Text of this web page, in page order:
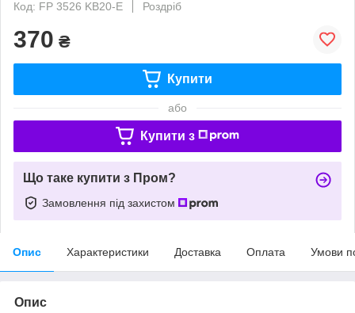
Код: FP 3526 KB20-E
Роздріб
370 ₴
Купити
або
Купити з
Що таке купити з Пром?
Замовлення під захистом
Опис Характеристики Доставка Оплата Умови
Опис